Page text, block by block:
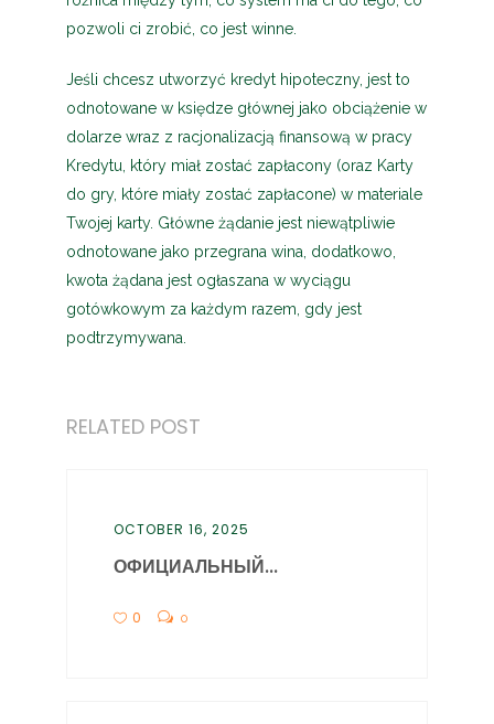
pozwoli ci zrobić, co jest winne.
Jeśli chcesz utworzyć kredyt hipoteczny, jest to
odnotowane w księdze głównej jako obciążenie w
dolarze wraz z racjonalizacją finansową w pracy
Kredytu, który miał zostać zapłacony (oraz Karty
do gry, które miały zostać zapłacone) w materiale
Twojej karty. Główne żądanie jest niewątpliwie
odnotowane jako przegrana wina, dodatkowo,
kwota żądana jest ogłaszana w wyciągu
gotówkowym za każdym razem, gdy jest
podtrzymywana.
RELATED POST
OCTOBER 16, 2025
ОФИЦИАЛЬНЫЙ...
0 0